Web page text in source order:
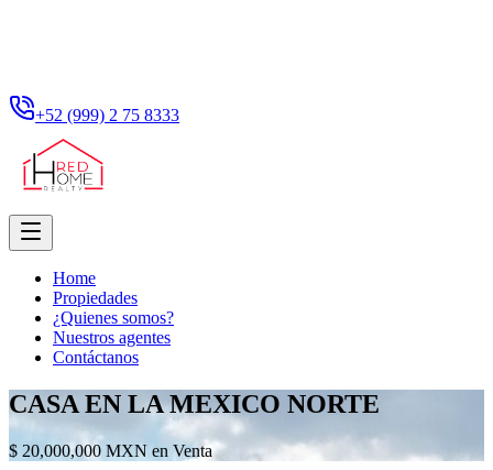
+52 (999) 2 75 8333
Home
Propiedades
¿Quienes somos?
Nuestros agentes
Contáctanos
CASA EN LA MEXICO NORTE
$ 20,000,000 MXN en Venta